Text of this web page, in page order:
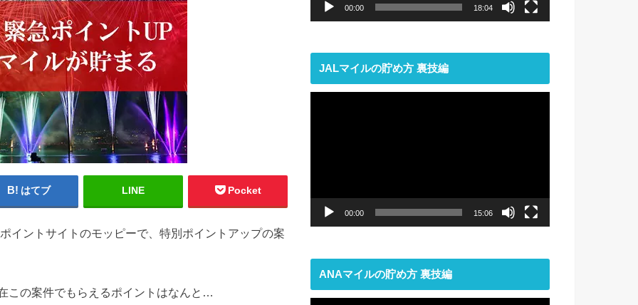
はてブ LINE Pocket
イントサイトのモッピーで、特別ポイントアップの案
この案件でもらえるポイントはなんと…
00:00 18:04
JALマイルの貯め方 裏技編
00:00 15:06
ANAマイルの貯め方 裏技編